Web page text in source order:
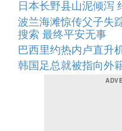
日本长野县山泥倾泻
波兰海滩惊传父子失
搜索 最终平安无事
巴西里约热内卢直
韩国足总就被指向外